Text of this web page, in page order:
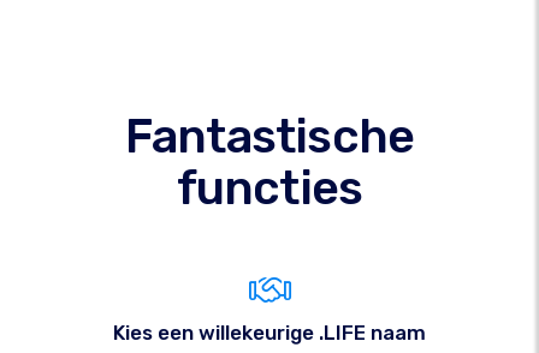
Fantastische
functies
Kies een willekeurige .LIFE naam